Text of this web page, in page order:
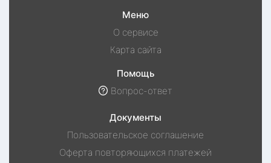
Меню
О сервисе
Карта сайта
Помощь
Вопрос-ответ
Документы
Пользовательское соглашение
Оферта повторяющихся платежей